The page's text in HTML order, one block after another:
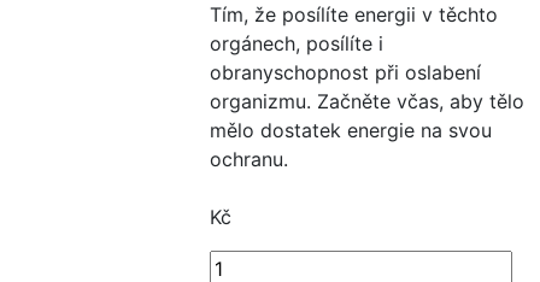
Tím, že posílíte energii v těchto
orgánech, posílíte i
obranyschopnost při oslabení
organizmu. Začněte včas, aby tělo
mělo dostatek energie na svou
ochranu.
Kč